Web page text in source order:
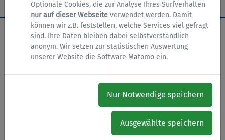
Optionale Cookies, die zur Analyse Ihres Surfverhalten
nur auf dieser Webseite verwendet werden. Damit
können wir z.B. feststellen, welche Services viel gefragt
sind. Ihre Daten bleiben dabei selbstverständlich
anonym. Wir setzen zur statistischen Auswertung
unserer Website die Software Matomo ein.
Nur Notwendige speichern
Ausgewählte speichern